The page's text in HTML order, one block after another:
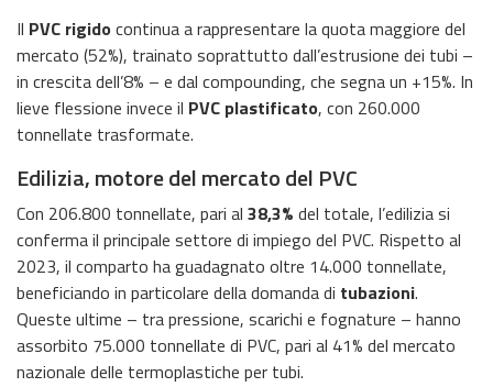
Il PVC rigido continua a rappresentare la quota maggiore del
mercato (52%), trainato soprattutto dall’estrusione dei tubi –
in crescita dell’8% – e dal compounding, che segna un +15%. In
lieve flessione invece il PVC plastificato, con 260.000
tonnellate trasformate.
Edilizia, motore del mercato del PVC
Con 206.800 tonnellate, pari al 38,3% del totale, l’edilizia si
conferma il principale settore di impiego del PVC. Rispetto al
2023, il comparto ha guadagnato oltre 14.000 tonnellate,
beneficiando in particolare della domanda di tubazioni.
Queste ultime – tra pressione, scarichi e fognature – hanno
assorbito 75.000 tonnellate di PVC, pari al 41% del mercato
nazionale delle termoplastiche per tubi.